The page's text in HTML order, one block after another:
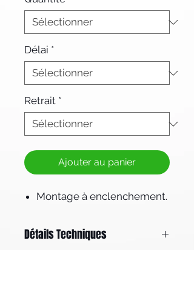
Délai *
Retrait *
Ajouter au panier
Montage à enclenchement.
Détails Techniques